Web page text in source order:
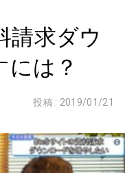
請求ダウ
には？
投稿 : 2019/01/21